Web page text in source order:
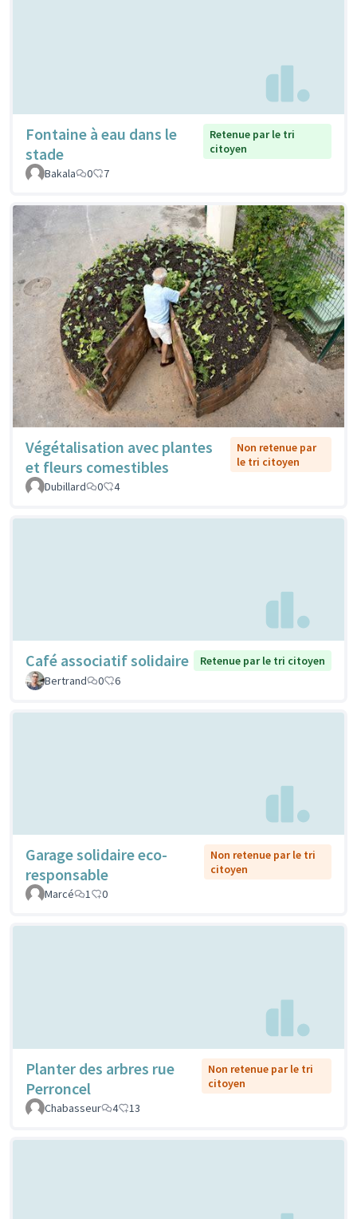
Fontaine à eau dans le
stade
Retenue par le tri
citoyen
Bakala
0 7
Végétalisation avec plantes
et fleurs comestibles
Non retenue par
le tri citoyen
Dubillard
0 4
Café associatif solidaire
Retenue par le tri citoyen
Bertrand
0 6
Garage solidaire eco-
responsable
Non retenue par le tri
citoyen
Marcé
1 0
Planter des arbres rue
Perroncel
Non retenue par le tri
citoyen
Chabasseur
4 13